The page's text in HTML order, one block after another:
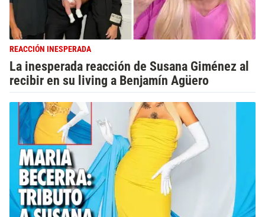
REACCIÓN INESPERADA
La inesperada reacción de Susana Giménez al
recibir en su living a Benjamín Agüero